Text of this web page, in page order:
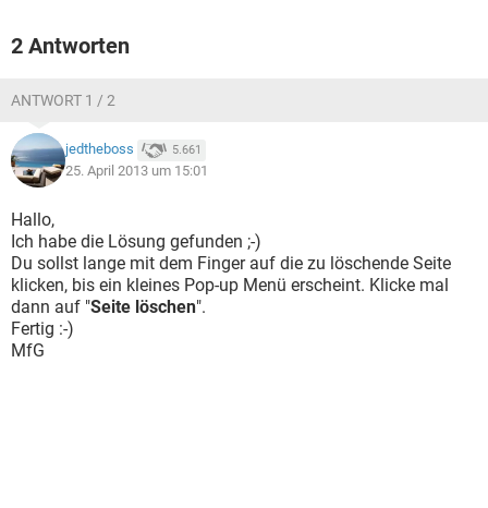
2 Antworten
ANTWORT 1 / 2
jedtheboss 5.661
25. April 2013 um 15:01
Hallo,
Ich habe die Lösung gefunden ;-)
Du sollst lange mit dem Finger auf die zu löschende Seite
klicken, bis ein kleines Pop-up Menü erscheint. Klicke mal
dann auf "Seite löschen".
Fertig :-)
MfG